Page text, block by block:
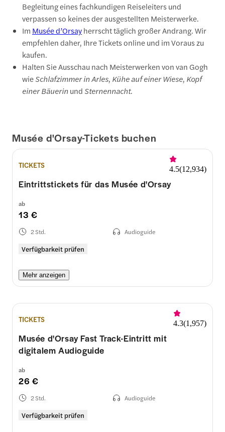
Begleitung eines fachkundigen Reiseleiters und
verpassen so keines der ausgestellten Meisterwerke.
Im Musée d’Orsayherrscht täglich großer Andrang. Wir
empfehlen daher, Ihre Tickets online und im Voraus zu
kaufen.
Halten Sie Ausschau nach Meisterwerken von van Gogh
wieSchlafzimmer in Arles, Kühe auf einer Wiese, Kopf
einer Bäuerin undSternennacht.
Musée d'Orsay-Tickets buchen
TICKETS 4.5(12,934)
Eintrittstickets für das Musée d'Orsay
ab
13 €
Verfügbarkeit prüfen
2 Std. Audioguide
Mehr anzeigen
TICKETS 4.3(1,957)
Musée d'Orsay Fast Track-Eintritt mit
digitalem Audioguide
ab
26 €
Verfügbarkeit prüfen
2 Std. Audioguide